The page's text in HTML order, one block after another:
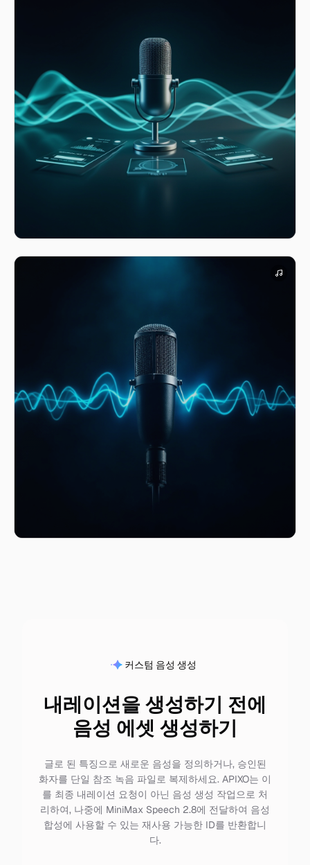
커스텀 음성 생성
내레이션을 생성하기 전에
음성 에셋 생성하기
글로 된 특징으로 새로운 음성을 정의하거나, 승인된
화자를 단일 참조 녹음 파일로 복제하세요. APIXO는 이
를 최종 내레이션 요청이 아닌 음성 생성 작업으로 처
리하여, 나중에 MiniMax Speech 2.8에 전달하여 음성
합성에 사용할 수 있는 재사용 가능한 ID를 반환합니
다.